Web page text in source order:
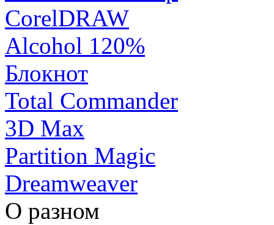
CorelDRAW
Alcohol 120%
Блокнот
Total Commander
3D Max
Partition Magic
Dreamweaver
О разном